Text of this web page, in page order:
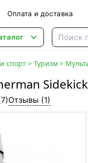
Оплата и доставка

спорт > Туризм >
Отзывы (1)